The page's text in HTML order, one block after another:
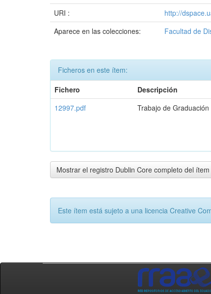
URI :
http://
Aparece en las colecciones:
Facultad de
Ficheros en este ítem:
Fichero
Descripción
12997.pdf
Trabajo de Graduación
Mostrar el registro Dublin Core completo del ítem
Este ítem está sujeto a una licencia Creative